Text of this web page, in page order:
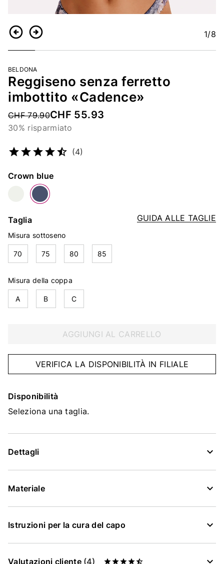
IndietroContinua 1/8
BELDONA
Reggiseno senza ferretto
imbottito «Cadence»
Price reduced from
CHF 79.90CHF 55.93
30% risparmiato
(4)
Colore
Crown blue
GUIDA ALLE TAGLIE
Taglia
Misura sottoseno
70 75 80 85
Misura della coppa
A B C
AGGIUNGI AL CARRELLO
VERIFICA LA DISPONIBILITÀ IN FILIALE
Disponibilità
Seleziona una taglia.
Dettagli
Materiale
Istruzioni per la cura del capo
Valutazioni cliente (4)